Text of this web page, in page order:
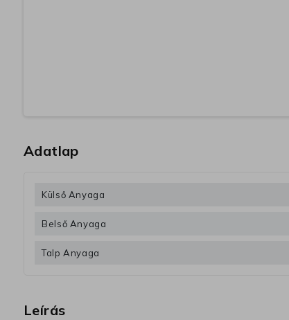
Adatlap
Külső Anyaga
Belső Anyaga
Talp Anyaga
Leírás